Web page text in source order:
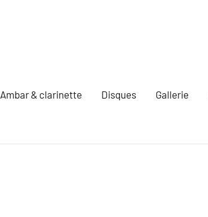
Ambar & clarinette Disques Gallerie